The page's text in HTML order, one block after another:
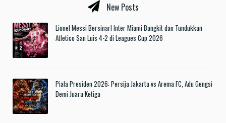
New Posts
Lionel Messi Bersinar! Inter Miami Bangkit dan Tundukkan
Atletico San Luis 4-2 di Leagues Cup 2026
Piala Presiden 2026: Persija Jakarta vs Arema FC, Adu Gengsi
Demi Juara Ketiga